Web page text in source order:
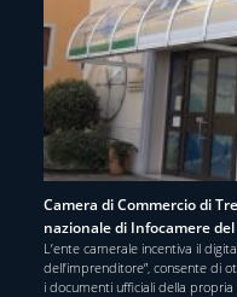
Camera di Commercio di
nazionale di Infocamere
L’ente camerale incentiva il
dell’imprenditore”, consente di
i documenti ufficiali della